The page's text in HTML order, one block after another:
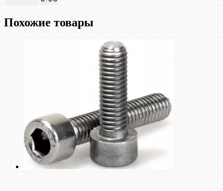
Похожие товары